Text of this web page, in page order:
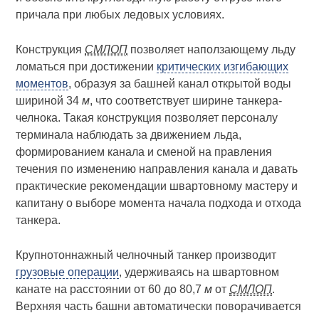
причала при любых ледовых условиях.
Конструкция СМЛОП позволяет наползающему льду
ломаться при достижении критических изгибающих
моментов, образуя за башней канал открытой воды
шириной 34м, что соответствует ширине танкера-
челнока. Такая конструкция позволяет персоналу
терминала наблюдать за движением льда,
формированием канала и сменой на правления
течения по изменению направления канала и давать
практические рекомендации швартовному мастеру и
капитану о выборе момента начала подхода и отхода
танкера.
Крупнотоннажный челночный танкер производит
грузовые операции, удерживаясь на швартовном
канате на расстоянии от 60 до 80,7м от СМЛОП.
Верхняя часть башни автоматически поворачивается